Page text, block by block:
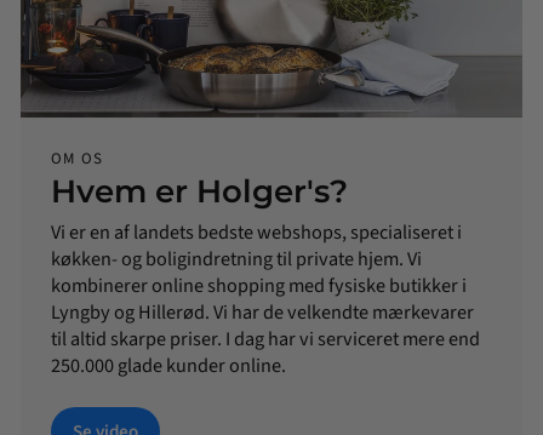
OM OS
Hvem er Holger's?
Vi er en af landets bedste webshops, specialiseret i
køkken- og boligindretning til private hjem. Vi
kombinerer online shopping med fysiske butikker i
Lyngby og Hillerød. Vi har de velkendte mærkevarer
til altid skarpe priser. I dag har vi serviceret mere end
250.000 glade kunder online.